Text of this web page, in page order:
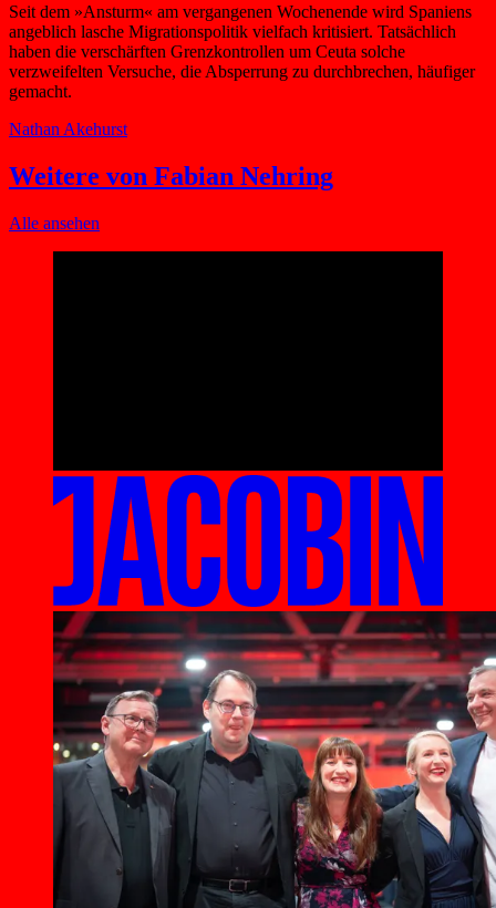
Seit dem »Ansturm« am vergangenen Wochenende wird Spaniens
angeblich lasche Migrationspolitik vielfach kritisiert. Tatsächlich
haben die verschärften Grenzkontrollen um Ceuta solche
verzweifelten Versuche, die Absperrung zu durchbrechen, häufiger
gemacht.
Nathan Akehurst
Weitere von Fabian Nehring
Alle ansehen